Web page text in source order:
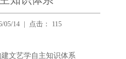
05/14 点击： 115
文艺学自主知识体系